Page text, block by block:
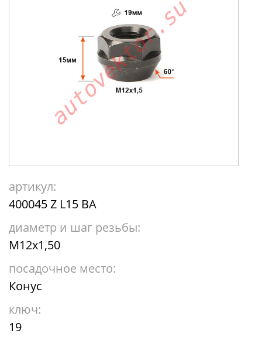
артикул:
400045 Z L15 BA
диаметр и шаг резьбы:
М12х1,50
посадочное место:
Конус
ключ:
19